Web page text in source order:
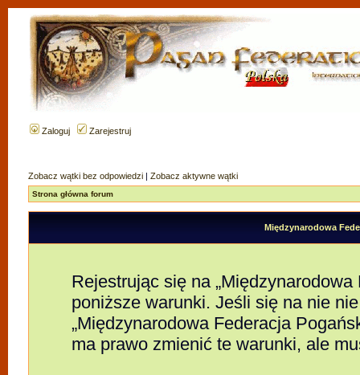
Zaloguj Zarejestruj
Zobacz wątki bez odpowiedzi | Zobacz aktywne wątki
Strona główna forum
Międzynarodowa
Rejestrując się na
poniższe warunki. Jeśli się na nie
„Międzynarodowa Federacja
ma prawo zmienić te warunki, ale